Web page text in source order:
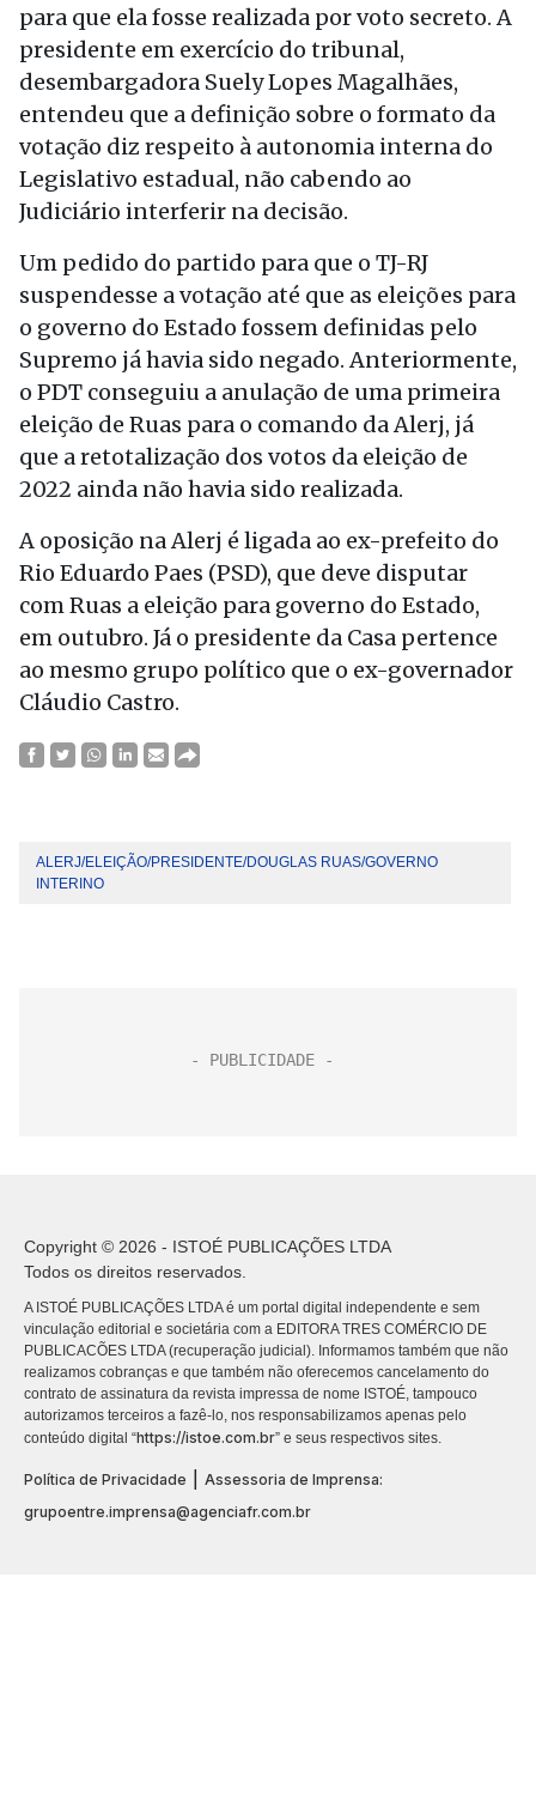
para que ela fosse realizada por voto secreto. A
presidente em exercício do tribunal,
desembargadora Suely Lopes Magalhães,
entendeu que a definição sobre o formato da
votação diz respeito à autonomia interna do
Legislativo estadual, não cabendo ao
Judiciário interferir na decisão.
Um pedido do partido para que o TJ-RJ
suspendesse a votação até que as eleições para
o governo do Estado fossem definidas pelo
Supremo já havia sido negado. Anteriormente,
o PDT conseguiu a anulação de uma primeira
eleição de Ruas para o comando da Alerj, já
que a retotalização dos votos da eleição de
2022 ainda não havia sido realizada.
A oposição na Alerj é ligada ao ex-prefeito do
Rio Eduardo Paes (PSD), que deve disputar
com Ruas a eleição para governo do Estado,
em outubro. Já o presidente da Casa pertence
ao mesmo grupo político que o ex-governador
Cláudio Castro.
ALERJ/ELEIÇÃO/PRESIDENTE/DOUGLAS RUAS/GOVERNO
INTERINO
Copyright © 2026 - ISTOÉ PUBLICAÇÕES LTDA
Todos os direitos reservados.
A ISTOÉ PUBLICAÇÕES LTDA é um portal digital independente e sem
vinculação editorial e societária com a EDITORA TRES COMÉRCIO DE
PUBLICACÕES LTDA (recuperação judicial). Informamos também que não
realizamos cobranças e que também não oferecemos cancelamento do
contrato de assinatura da revista impressa de nome ISTOÉ, tampouco
autorizamos terceiros a fazê-lo, nos responsabilizamos apenas pelo
conteúdo digital “https://istoe.com.br” e seus respectivos sites.
Política de Privacidade
Assessoria de Imprensa:
grupoentre.imprensa@agenciafr.com.br